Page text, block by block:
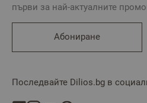
първи за най-актуалните
Абониране
Последвайте Dilios.bg в